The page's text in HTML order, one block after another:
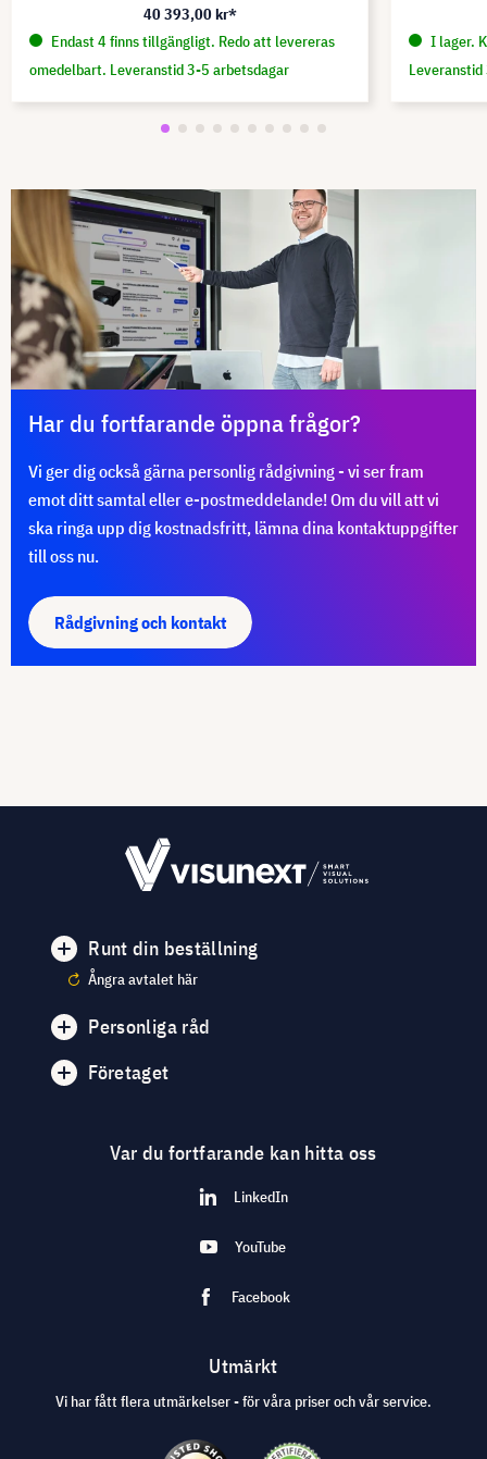
40 393,00 kr*
Endast 4 finns tillgängligt. Redo att levereras
omedelbart. Leveranstid 3-5 arbetsdagar
I lager.
Har du fortfarande öppna frågor?
Vi ger dig också gärna personlig rådgivning - vi ser fram
emot ditt samtal eller e-postmeddelande! Om du vill att vi
ska ringa upp dig kostnadsfritt, lämna dina kontaktuppgifter
till oss nu.
Rådgivning och kontakt
Runt din beställning
Ångra avtalet här
Personliga råd
Företaget
Var du fortfarande kan hitta oss
LinkedIn
YouTube
Facebook
Utmärkt
Vi har fått flera utmärkelser - för våra priser och vår service.